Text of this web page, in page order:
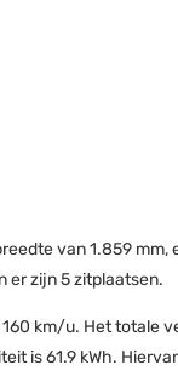
van 1.859 mm,
er zijn 5 zitplaatsen.
km/u. Het totale
is 61.9 kWh.